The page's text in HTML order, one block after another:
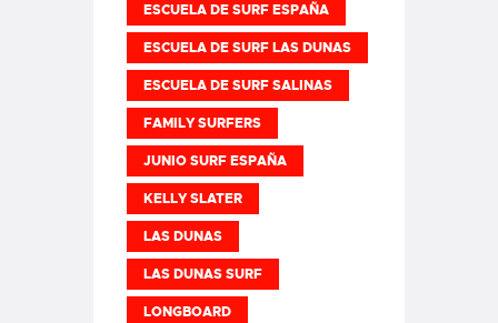
ESCUELA DE SURF ESPAÑA
ESCUELA DE SURF LAS DUNAS
ESCUELA DE SURF SALINAS
FAMILY SURFERS
JUNIO SURF ESPAÑA
KELLY SLATER
LAS DUNAS
LAS DUNAS SURF
LONGBOARD